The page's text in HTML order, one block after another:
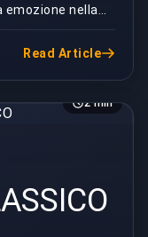
emozione nella
Read Article
2 min